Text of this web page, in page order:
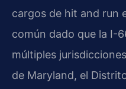
cargos de hit and run
común dado que la I-
múltiples
de Maryland, el